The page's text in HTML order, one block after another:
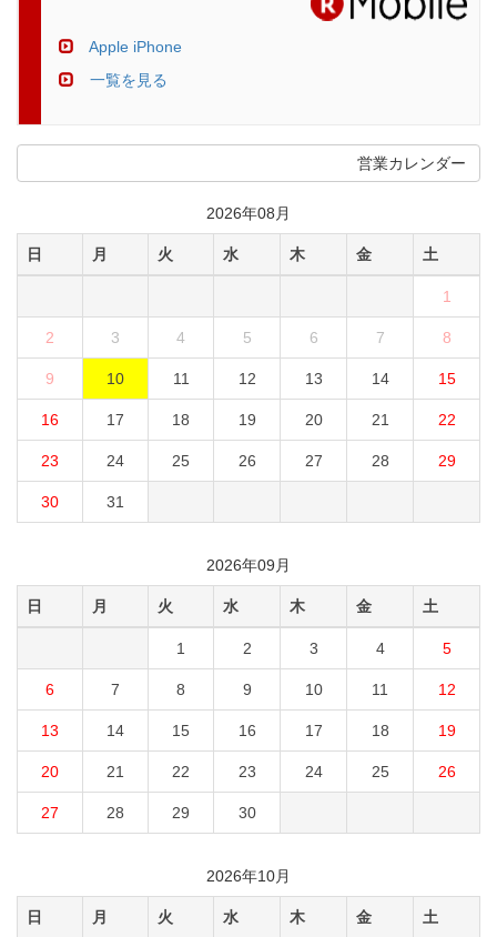
Apple iPhone
一覧を見る
営業カレンダー
2026年08月
日 月 火 水 木 金 土
1
2 3 4 5 6 7 8
9 10 11 12 13 14 15
16 17 18 19 20 21 22
23 24 25 26 27 28 29
30 31
2026年09月
日 月 火 水 木 金 土
1 2 3 4 5
6 7 8 9 10 11 12
13 14 15 16 17 18 19
20 21 22 23 24 25 26
27 28 29 30
2026年10月
日 月 火 水 木 金 土